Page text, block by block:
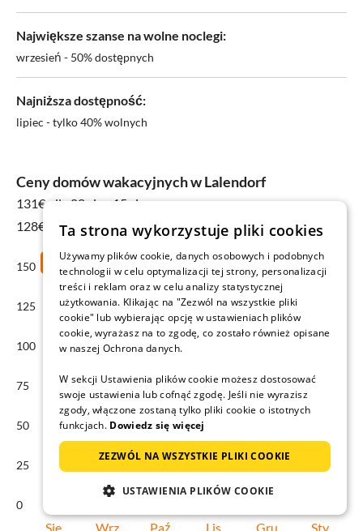
Największe szanse na wolne noclegi:
wrzesień - 50% dostępnych
Najniższa dostępność:
lipiec - tylko 40% wolnych
Ceny domów wakacyjnych w Lalendorf
131€ dla 08 sie - 15 sie
128€ Średnia roczna
150
125
100
75
50
25
0
Sie Wrz Paź Lis Gru Sty
Ta strona wykorzystuje pliki cookies
Używamy plików cookie, danych osobowych i podobnych
technologii w celu optymalizacji tej strony, personalizacji
treści i reklam oraz w celu analizy statystycznej
użytkowania. Klikając na "Zezwól na wszystkie pliki
cookie" lub wybierając opcję w ustawieniach plików
cookie, wyrażasz na to zgodę, co zostało również opisane
w naszej Ochrona danych.
W sekcji Ustawienia plików cookie możesz dostosować
swoje ustawienia lub cofnąć zgodę. Jeśli nie wyrazisz
zgody, włączone zostaną tylko pliki cookie o istotnych
funkcjach. Dowiedz się więcej
ZEZWÓL NA WSZYSTKIE PLIKI COOKIE
USTAWIENIA PLIKÓW COOKIE